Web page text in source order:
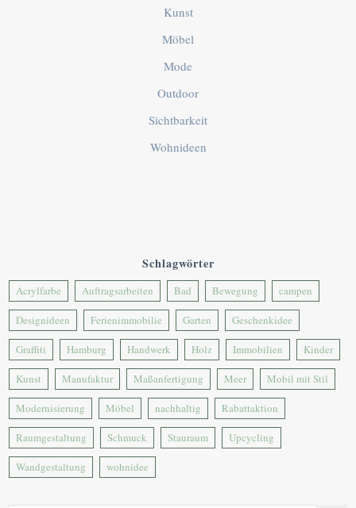
Kunst
Möbel
Mode
Outdoor
Sichtbarkeit
Wohnideen
Schlagwörter
Acrylfarbe Auftragsarbeiten Bad Bewegung campen
Designideen Ferienimmobilie Garten Geschenkidee
Graffiti Hamburg Handwerk Holz Immobilien Kinder
Kunst Manufaktur Maßanfertigung Meer Mobil mit Stil
Modernisierung Möbel nachhaltig Rabattaktion
Raumgestaltung Schmuck Stauraum Upcycling
Wandgestaltung wohnidee